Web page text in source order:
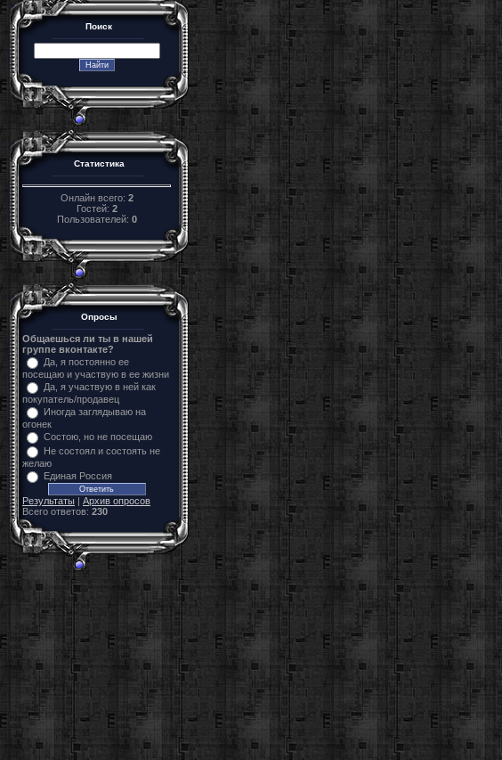
Поиск
Статистика
Онлайн всего: 2
Гостей: 2
Пользователей: 0
Опросы
Общаешься ли ты в нашей
группе вконтакте?
Да, я постоянно ее
посещаю и участвую в ее жизни
Да, я участвую в ней как
покупатель/продавец
Иногда заглядываю на
огонек
Состою, но не посещаю
Не состоял и состоять не
желаю
Единая Россия
Результаты | Архив опросов
Всего ответов: 230